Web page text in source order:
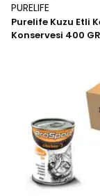
PURELIFE
Purelife Kuzu Etli
Konservesi 400